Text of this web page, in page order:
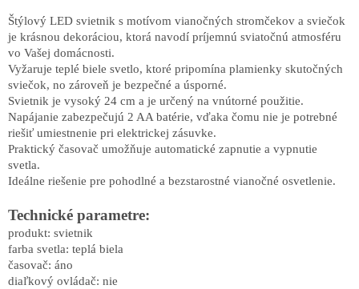
Štýlový LED svietnik s motívom vianočných stromčekov a sviečok
je krásnou dekoráciou, ktorá navodí príjemnú sviatočnú atmosféru
vo Vašej domácnosti.
Vyžaruje teplé biele svetlo, ktoré pripomína plamienky skutočných
sviečok, no zároveň je bezpečné a úsporné.
Svietnik je vysoký 24 cm a je určený na vnútorné použitie.
Napájanie zabezpečujú 2 AA batérie, vďaka čomu nie je potrebné
riešiť umiestnenie pri elektrickej zásuvke.
Praktický časovač umožňuje automatické zapnutie a vypnutie
svetla.
Ideálne riešenie pre pohodlné a bezstarostné vianočné osvetlenie.
Technické parametre:
produkt: svietnik
farba svetla: teplá biela
časovač: áno
diaľkový ovládač: nie